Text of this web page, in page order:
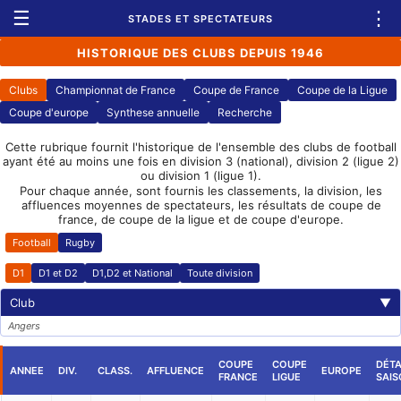
☰ STADES ET SPECTATEURS ⋮
HISTORIQUE DES CLUBS DEPUIS 1946
Clubs Championnat de France Coupe de France
Coupe de la Ligue
Coupe d'europe
Synthese annuelle Recherche
Cette rubrique fournit l'historique de l'ensemble des clubs de football
ayant été au moins une fois en division 3 (national), division 2 (ligue 2)
ou division 1 (ligue 1).
Pour chaque année, sont fournis les classements, la division, les
affluences moyennes de spectateurs, les résultats de coupe de
france, de coupe de la ligue et de coupe d'europe.
Football Rugby
D1 D1 et D2 D1,D2 et National Toute division
Club ▼
Angers
ANNEE DIV. CLASS. AFFLUENCE
COUPE
FRANCE
COUPE
LIGUE
EUROPE